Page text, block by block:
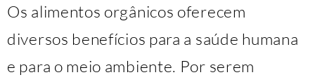
Os alimentos orgânicos oferecem
diversos benefícios para a saúde humana
e para o meio ambiente. Por serem